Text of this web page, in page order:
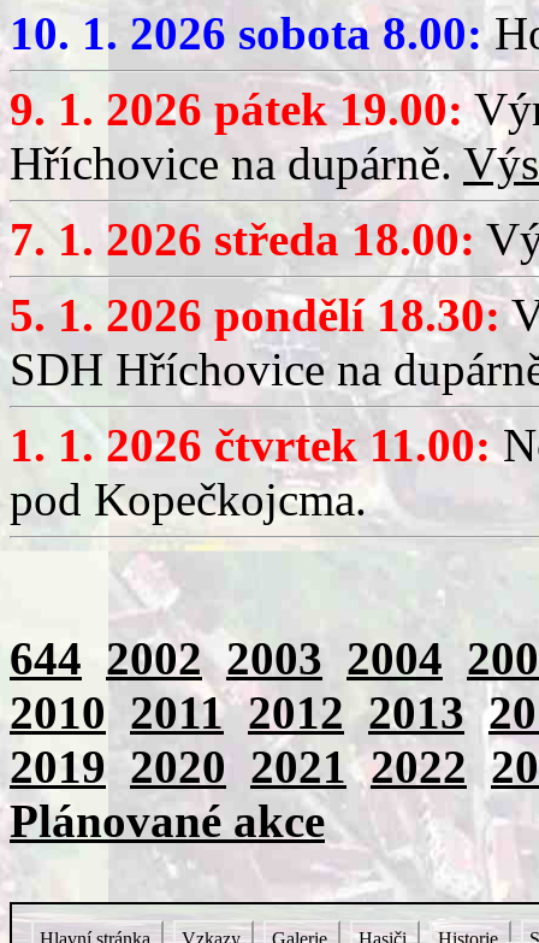
10. 1. 2026 sobota 8.00:
9. 1. 2026 pátek 19.00:
Hříchovice na dupárně.
7. 1. 2026 středa 18.00:
5. 1. 2026 pondělí 18.30:
SDH Hříchovice na
1. 1. 2026 čtvrtek 11.00:
pod Kopečkojcma.
644 2002 2003 2004
2010 2011 2012 2013
2019 2020 2021 2022
Plánované akce
Hlavní stránka Vzkazy Galerie Hasiči Historie